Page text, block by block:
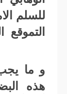
للسلم
و ما
هذه